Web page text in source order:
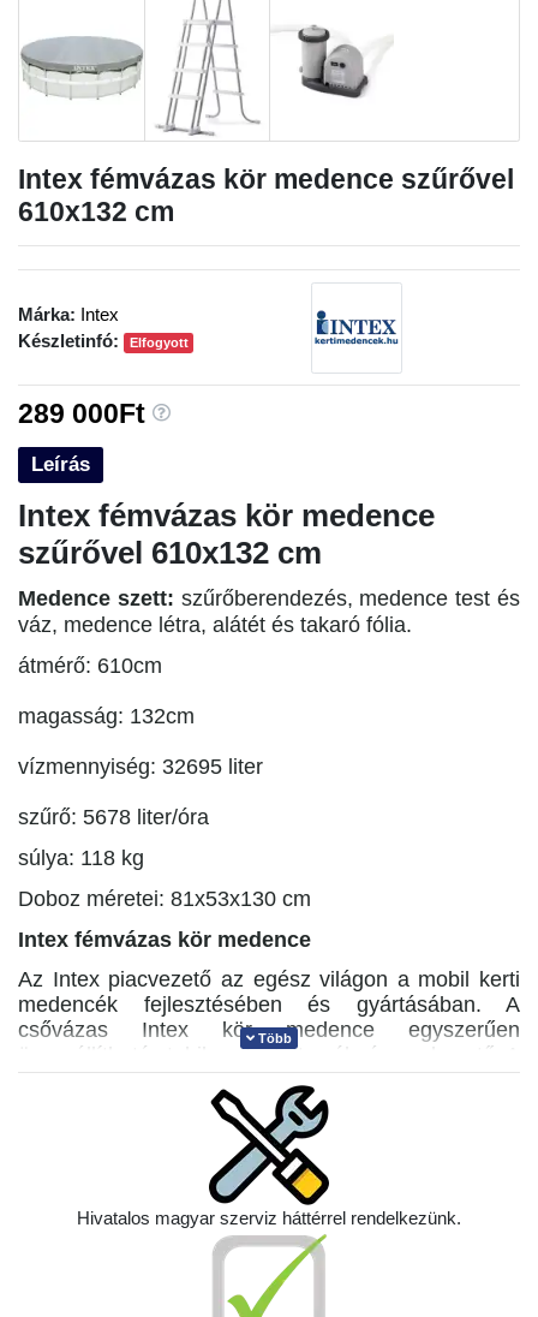
Intex fémvázas kör medence szűrővel
610x132 cm
Leírás
Intex fémvázas kör medence
szűrővel 610x132 cm
Medence szett: szűrőberendezés, medence test és
váz, medence létra, alátét és takaró fólia.
átmérő: 610cm
magasság: 132cm
vízmennyiség: 32695 liter
szűrő: 5678 liter/óra
súlya: 118 kg
Doboz méretei: 81x53x130 cm
Intex fémvázas kör medence
Az Intex piacvezető az egész világon a mobil kerti
medencék fejlesztésében és gyártásában. A
csővázas Intex kör medence egyszerűen
összeállítható stabil porfestett acél vázszerkezetű. A
medence test háló erősítésű három rétegből sajtolt
ponyva szerkezet. Az Intex csővázas medence
ezáltal nagyon megbízható, hosszú élettartamú. Az
időjárási körülményeknek és az UV sugárzásnak
ellenálló. Az Intex csővázas medence tökéletes
választás bármely méretben családi fürdőzésekre,
otthoni használatra.
Több
Márka: Intex
Készletinfó:
Elfogyott
289 000Ft
Hivatalos magyar szerviz háttérrel rendelkezünk.